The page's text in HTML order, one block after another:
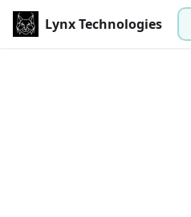
Lynx Technologies